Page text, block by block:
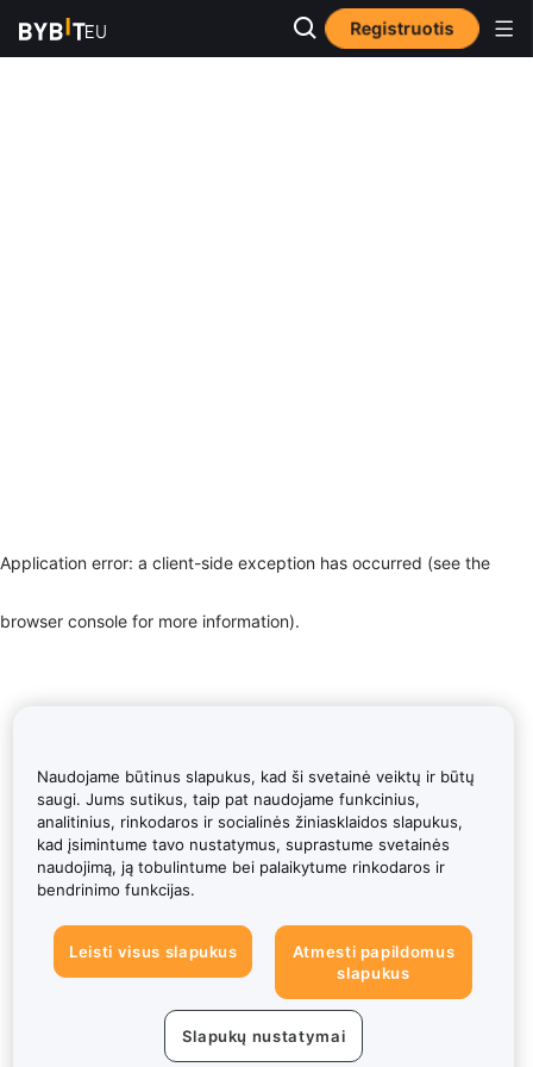
Registruotis
Application error: a client-side exception has occurred (see the
browser console for more information).
Naudojame būtinus slapukus, kad ši svetainė veiktų ir būtų
saugi. Jums sutikus, taip pat naudojame funkcinius,
analitinius, rinkodaros ir socialinės žiniasklaidos slapukus,
kad įsimintume tavo nustatymus, suprastume svetainės
naudojimą, ją tobulintume bei palaikytume rinkodaros ir
bendrinimo funkcijas.
Leisti visus slapukus
Atmesti papildomus
slapukus
Slapukų nustatymai